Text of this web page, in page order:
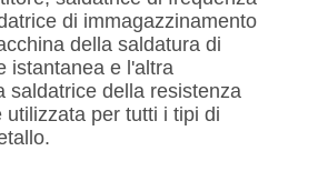
di immagazzinamento
della saldatura di
istantanea e l'altra
saldatrice della resistenza
utilizzata per tutti i tipi di